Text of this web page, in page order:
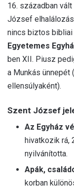
16. században
József
nincs biztos bibliai
Egyetemes
ben XII. Piusz
a Munkás ünnepét
ellensúlyaként).
Szent József
Az Egyház
hivatkozik
nyilvánította.
Apák,
korban